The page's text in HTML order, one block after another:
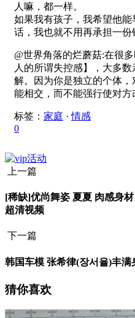
人嘛，都一样。
如果我有孩子，我希望他
话，我也就不用再承担一份
@世界角落的烂蘑菇:在很
人的所谓失控感】，大多
解。因为你是独立的个体
能相交，而不能强行使对方
标签： 家庭 ·情感
0
上一篇
[稀缺]优尚舞姿 夏夏 肉感身
超清视频
下一篇
韩国车模 张希律(장서율)丰
猜你喜欢